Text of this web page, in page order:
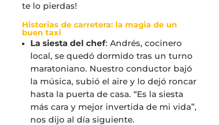
te lo pierdas!
Historias de carretera: la magia de un
buen taxi
La siesta del chef: Andrés, cocinero
local, se quedó dormido tras un turno
maratoniano. Nuestro conductor bajó
la música, subió el aire y lo dejó roncar
hasta la puerta de casa. “Es la siesta
más cara y mejor invertida de mi vida”,
nos dijo al día siguiente.